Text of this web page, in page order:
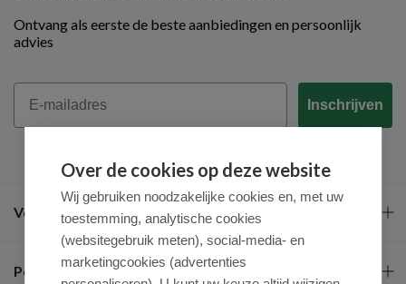
Ontvang als eerste de beste aanbiedingen en persoonlijk
advies
Email
Inschrijven
Veel gestelde vragen
Populaire merken
Over de cookies op deze website
Wij gebruiken noodzakelijke cookies en, met uw
toestemming, analytische cookies
(websitegebruik meten), social-media- en
marketingcookies (advertenties